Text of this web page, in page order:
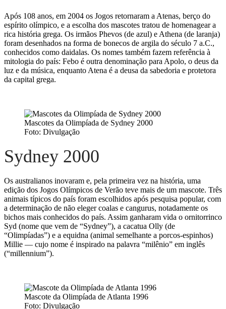
Após 108 anos, em 2004 os Jogos retornaram a Atenas, berço do
espírito olímpico, e a escolha dos mascotes tratou de homenagear a
rica história grega. Os irmãos Phevos (de azul) e Athena (de laranja)
foram desenhados na forma de bonecos de argila do século 7 a.C.,
conhecidos como daidalas. Os nomes também fazem referência à
mitologia do país: Febo é outra denominação para Apolo, o deus da
luz e da música, enquanto Atena é a deusa da sabedoria e protetora
da capital grega.
Mascotes da Olimpíada de Sydney 2000
Foto: Divulgação
Sydney 2000
Os australianos inovaram e, pela primeira vez na história, uma
edição dos Jogos Olímpicos de Verão teve mais de um mascote. Três
animais típicos do país foram escolhidos após pesquisa popular, com
a determinação de não eleger coalas e cangurus, notadamente os
bichos mais conhecidos do país. Assim ganharam vida o ornitorrinco
Syd (nome que vem de “Sydney”), a cacatua Olly (de
“Olimpíadas”) e a equidna (animal semelhante a porcos-espinhos)
Millie — cujo nome é inspirado na palavra “milênio” em inglês
(“millennium”).
Mascote da Olimpíada de Atlanta 1996
Foto: Divulgação